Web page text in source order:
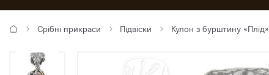
Срібні прикраси Підвіски Кулон з бурштину «Плід»